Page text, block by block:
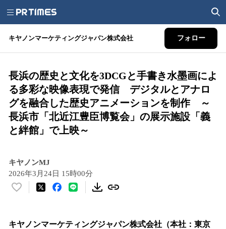
キヤノンマーケティングジャパン株式会社 フォロー
長浜の歴史と文化を3DCGと手書き水墨画によ
る多彩な映像表現で発信 デジタルとアナロ
グを融合した歴史アニメーションを制作 ～
長浜市「北近江豊臣博覧会」の展示施設「義
と絆館」で上映～
キヤノンMJ
2026年3月24日 15時00分
い
！
キヤノンマーケティングジャパン株式会社（本社：東京